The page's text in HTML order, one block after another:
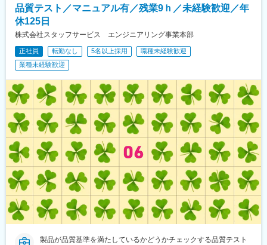
品質テスト／マニュアル有／残業9ｈ／未経験歓迎／年
休125日
株式会社スタッフサービス エンジニアリング事業本部
正社員 転勤なし 5名以上採用
職種未経験歓迎
業種未経験歓迎
製品が品質基準を満たしているかどうかチェックする品質テスト